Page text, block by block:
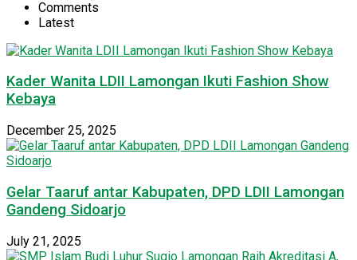
Comments
Latest
Kader Wanita LDII Lamongan Ikuti Fashion Show
Kebaya
December 25, 2025
Gelar Taaruf antar Kabupaten, DPD LDII Lamongan
Gandeng Sidoarjo
July 21, 2025